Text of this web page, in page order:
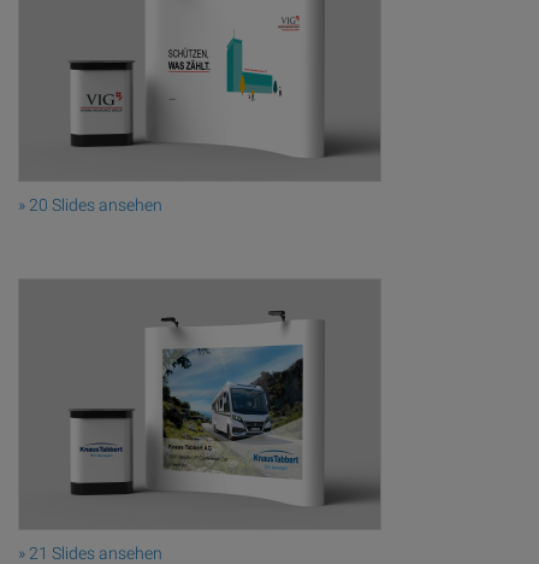
» 20 Slides ansehen
» 21 Slides ansehen